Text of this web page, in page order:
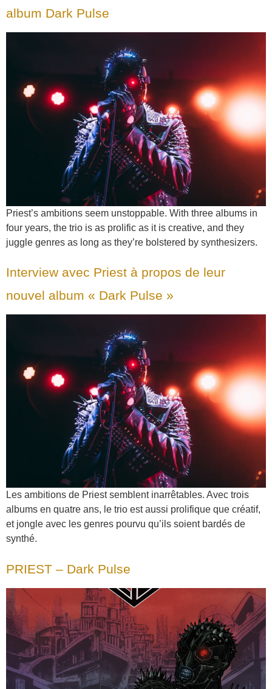
album Dark Pulse
Priest’s ambitions seem unstoppable. With three albums in
four years, the trio is as prolific as it is creative, and they
juggle genres as long as they’re bolstered by synthesizers.
Interview avec Priest à propos de leur
nouvel album « Dark Pulse »
Les ambitions de Priest semblent inarrêtables. Avec trois
albums en quatre ans, le trio est aussi prolifique que créatif,
et jongle avec les genres pourvu qu’ils soient bardés de
synthé.
PRIEST – Dark Pulse